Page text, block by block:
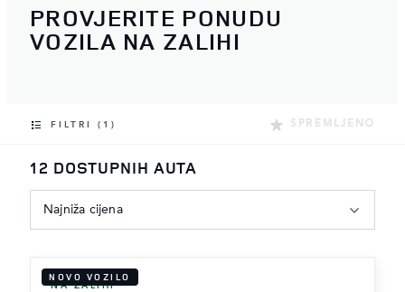
PROVJERITE PONUDU
VOZILA NA ZALIHI
FILTRI (1) SPREMLJENO
12 DOSTUPNIH AUTA
Najniža cijena
NOVO VOZILO
NA ZALIHI